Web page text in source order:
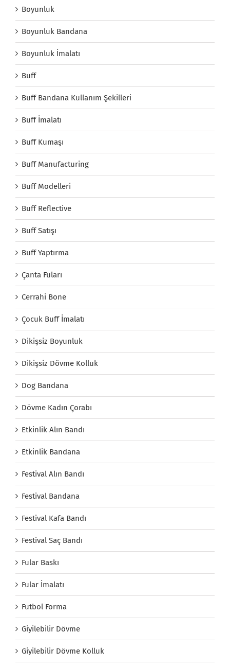
Boyunluk
Boyunluk Bandana
Boyunluk İmalatı
Buff
Buff Bandana Kullanım Şekilleri
Buff İmalatı
Buff Kumaşı
Buff Manufacturing
Buff Modelleri
Buff Reflective
Buff Satışı
Buff Yaptırma
Çanta Fuları
Cerrahi Bone
Çocuk Buff İmalatı
Dikişsiz Boyunluk
Dikişsiz Dövme Kolluk
Dog Bandana
Dövme Kadın Çorabı
Etkinlik Alın Bandı
Etkinlik Bandana
Festival Alın Bandı
Festival Bandana
Festival Kafa Bandı
Festival Saç Bandı
Fular Baskı
Fular İmalatı
Futbol Forma
Giyilebilir Dövme
Giyilebilir Dövme Kolluk